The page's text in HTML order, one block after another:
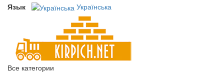
Язык Українська
Все категории